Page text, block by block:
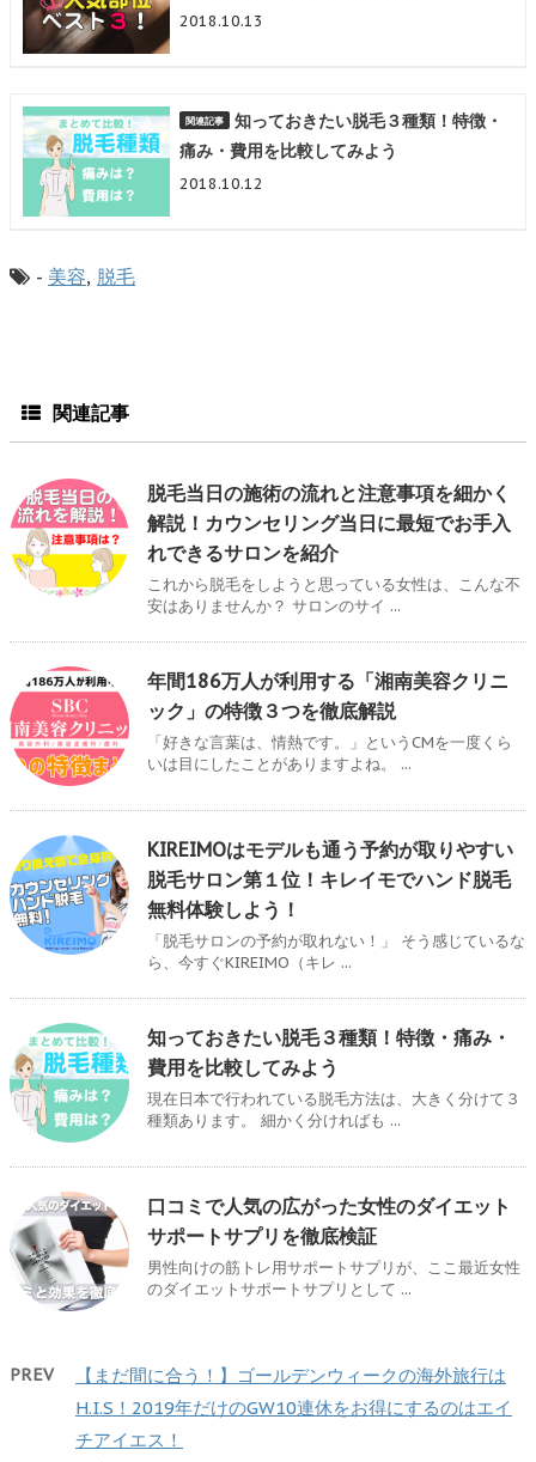
2018.10.13
知っておきたい脱毛３種類！特徴・
痛み・費用を比較してみよう
2018.10.12
- 美容, 脱毛
関連記事
脱毛当日の施術の流れと注意事項を細かく
解説！カウンセリング当日に最短でお手入
れできるサロンを紹介
これから脱毛をしようと思っている女性は、こんな不
安はありませんか？ サロンのサイ ...
年間186万人が利用する「湘南美容クリニ
ック」の特徴３つを徹底解説
「好きな言葉は、情熱です。」というCMを一度くら
いは目にしたことがありますよね。 ...
KIREIMOはモデルも通う予約が取りやすい
脱毛サロン第１位！キレイモでハンド脱毛
無料体験しよう！
「脱毛サロンの予約が取れない！」 そう感じているな
ら、今すぐKIREIMO（キレ ...
知っておきたい脱毛３種類！特徴・痛み・
費用を比較してみよう
現在日本で行われている脱毛方法は、大きく分けて３
種類あります。 細かく分ければも ...
口コミで人気の広がった女性のダイエット
サポートサプリを徹底検証
男性向けの筋トレ用サポートサプリが、ここ最近女性
のダイエットサポートサプリとして ...
PREV
【まだ間に合う！】ゴールデンウィークの海外旅行は
H.I.S！2019年だけのGW10連休をお得にするのはエイ
チアイエス！